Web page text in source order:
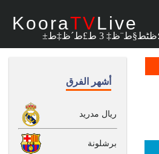
KooraTVLive
أشهر الفرق
ريال مدريد
برشلونة